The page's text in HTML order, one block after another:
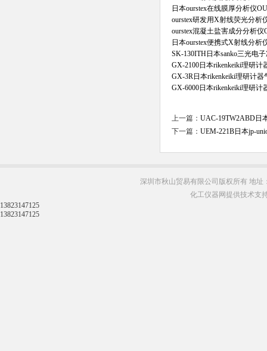
日本ourstex在线膜厚分析仪
ourstex研发用X射线荧光分析
ourstex混凝土盐害成分分析仪
日本ourstex便携式X射线分析
SK-130ITH日本sanko三光电
GX-2100日本rikenkeiki理研计
GX-3R日本rikenkeiki理研计器
GX-6000日本rikenkeiki理研计
上一篇： UAC-19TW2ABD日
下一篇： UEM-221B日本jp-
深圳市秋山贸易有限公司版权所有 地址
化工仪器网提供技术支
13823147125
13823147125